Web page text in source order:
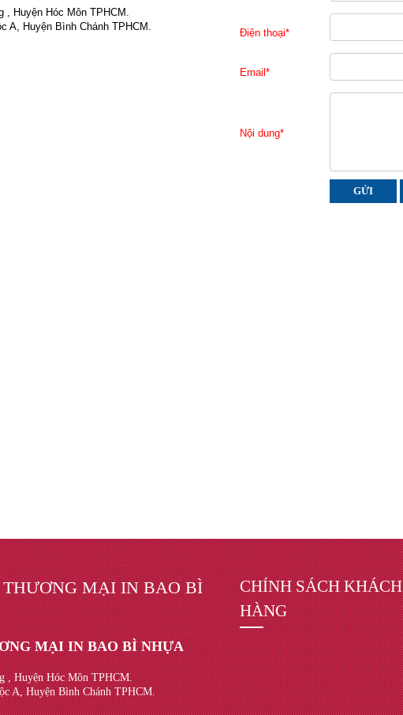
Huyện Hóc Môn TPHCM.
A, Huyện Bình Chánh TPHCM.
Điện thoại*
Email*
Nội dung*
MẠI IN BAO BÌ
MẠI IN BAO BÌ NHỰA
, Huyện Hóc Môn TPHCM.
A, Huyện Bình Chánh TPHCM.
CHÍNH SÁCH KHÁCH
HÀNG